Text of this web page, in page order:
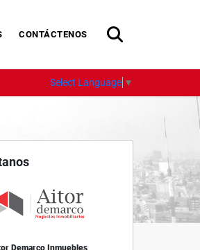
CONTÁCTENOS
Select Language ▼
Demarco Inmuebles